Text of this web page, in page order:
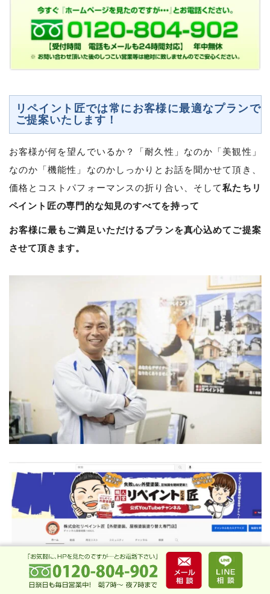
リペイント匠では常にお客様に最適なプランで
ご提案いたします！
お客様が何を望んでいるか？「耐久性」なのか「美観性」
なのか「機能性」なのかしっかりとお話を聞かせて頂き、
価格とコストパフォーマンスの折り合い、そして私たちリ
ペイント匠の専門的な知見のすべてを持って
お客様に最もご満足いただけるプランを真心込めてご提案
させて頂きます。
リペイント匠のYouTubeチャンネルでも、外壁塗装、屋根
塗装、屋根工事、防水工事などお役に立つ情報からお客様